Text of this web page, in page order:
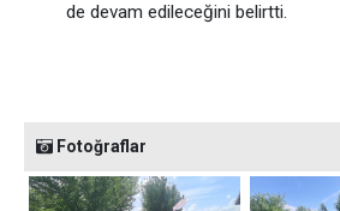
de devam edileceğini belirtti.
Fotoğraflar